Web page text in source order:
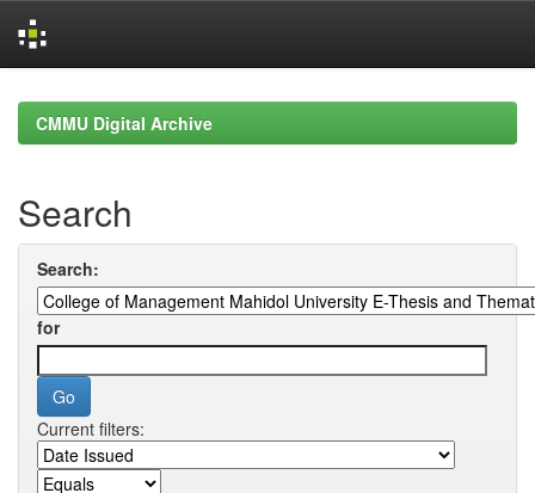
navigationCMMU Digital Archive
Search
Search:
for
Current filters: